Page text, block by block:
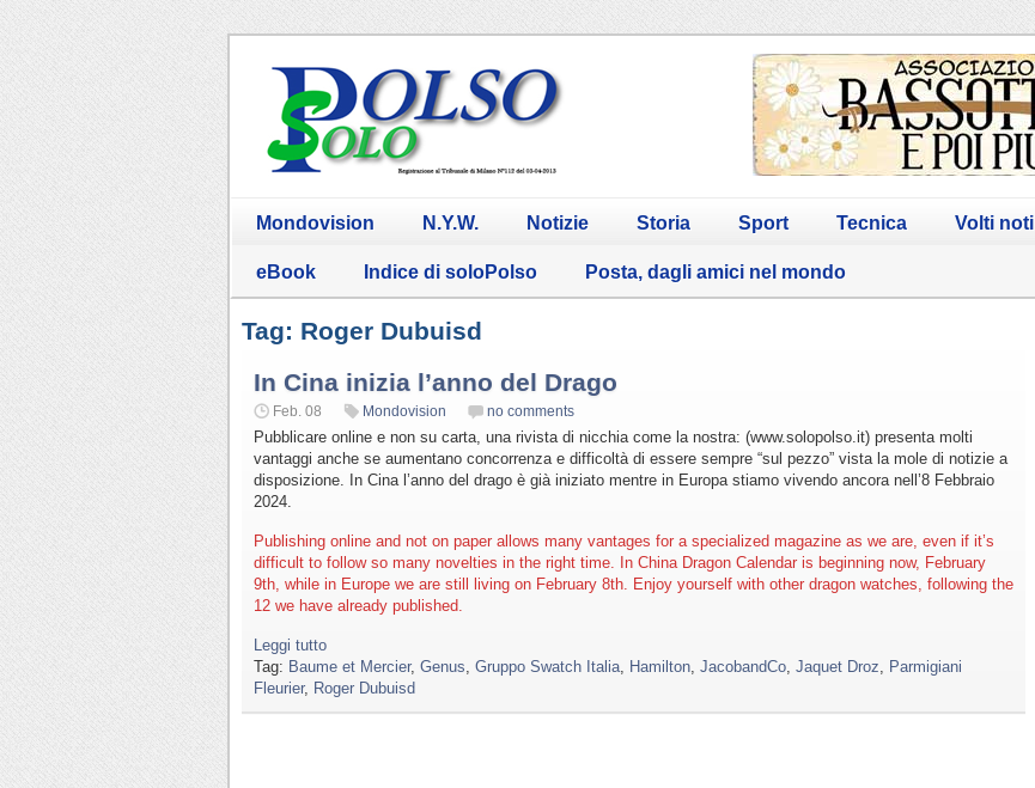
Mondovision N.Y.W. Notizie Storia Sport Tecnica Volti noti
eBook Indice di soloPolso Posta, dagli amici nel mondo
Tag: Roger Dubuisd
In Cina inizia l’anno del Drago
Feb. 08 Mondovision no comments
Pubblicare online e non su carta, una rivista di nicchia come la nostra: (www.solopolso.it) presenta molti
vantaggi anche se aumentano concorrenza e difficoltà di essere sempre “sul pezzo” vista la mole di notizie a
disposizione. In Cina l’anno del drago è già iniziato mentre in Europa stiamo vivendo ancora nell’8 Febbraio
2024.
Publishing online and not on paper allows many vantages for a specialized magazine as we are, even if it’s
difficult to follow so many novelties in the right time. In China Dragon Calendar is beginning now, February
9th, while in Europe we are still living on February 8th. Enjoy yourself with other dragon watches, following the
12 we have already published.
Leggi tutto
Tag: Baume et Mercier, Genus Gruppo Swatch Italia Hamilton JacobandCo Jaquet Droz
Parmigiani
Fleurier, Roger Dubuisd